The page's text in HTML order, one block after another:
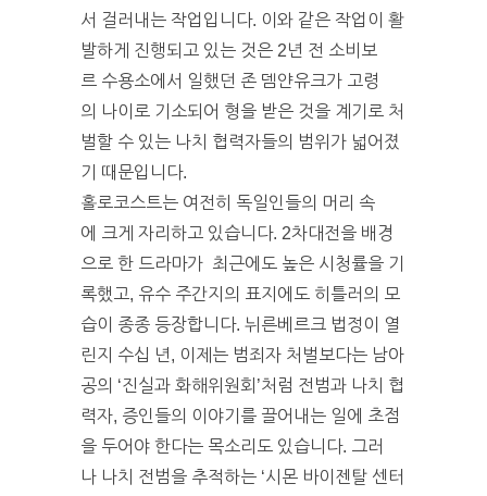
서 걸러내는 작업입니다. 이와 같은 작업이 활
발하게 진행되고 있는 것은 2년 전 소비보
르 수용소에서 일했던 존 뎀얀유크가 고령
의 나이로 기소되어 형을 받은 것을 계기로 처
벌할 수 있는 나치 협력자들의 범위가 넓어졌
기 때문입니다.
홀로코스트는 여전히 독일인들의 머리 속
에 크게 자리하고 있습니다. 2차대전을 배경
으로 한 드라마가 최근에도 높은 시청률을 기
록했고, 유수 주간지의 표지에도 히틀러의 모
습이 종종 등장합니다. 뉘른베르크 법정이 열
린지 수십 년, 이제는 범죄자 처벌보다는 남아
공의 ‘진실과 화해위원회’처럼 전범과 나치 협
력자, 증인들의 이야기를 끌어내는 일에 초점
을 두어야 한다는 목소리도 있습니다. 그러
나 나치 전범을 추적하는 ‘시몬 바이젠탈 센터